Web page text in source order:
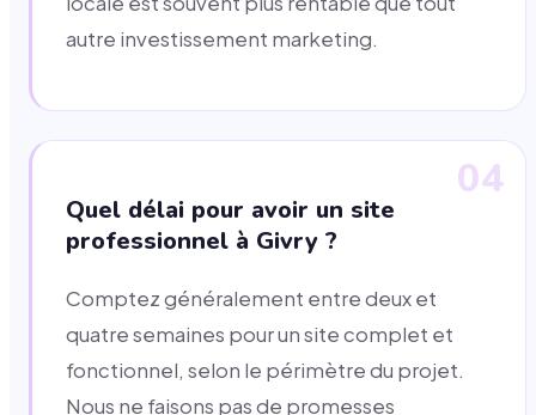
autre investissement marketing.
04
Quel délai pour avoir un site
professionnel à Givry ?
Comptez généralement entre deux et
quatre semaines pour un site complet et
fonctionnel, selon le périmètre du projet.
Nous ne faisons pas de promesses